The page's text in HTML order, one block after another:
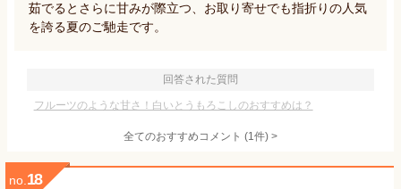
茹でるとさらに甘みが際立つ、お取り寄せでも指折りの人気
を誇る夏のご馳走です。
回答された質問
フルーツのような甘さ！白いとうもろこしのおすすめは？
全てのおすすめコメント (1件) >
no. 18